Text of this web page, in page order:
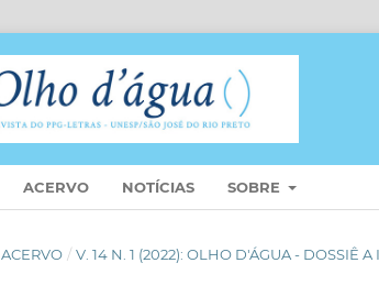
ACERVO NOTÍCIAS SOBRE
ACERVO / V. 14 N. 1 (2022): OLHO D'ÁGUA - DOSSIÊ